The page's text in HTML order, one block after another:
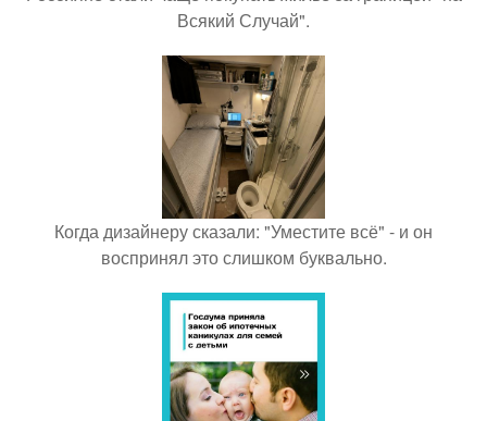
Всякий Случай".
Когда дизайнеру сказали: "Уместите всё" - и он
воспринял это слишком буквально.